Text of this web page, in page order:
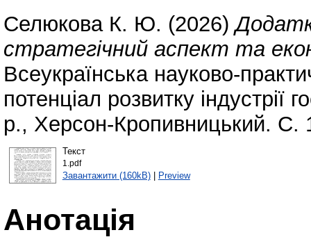
Селюкова К. Ю. (2026)
стратегічний аспект та
Всеукраїнська науково-
потенціал розвитку індустрії
р., Херсон-Кропивницький. С.
Текст
1.pdf
Завантажити (160kB)| Preview
Анотація